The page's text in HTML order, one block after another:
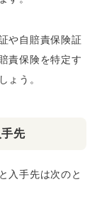
や自賠責保険証
責保険を特定す
ょう。
先
入手先は次のと